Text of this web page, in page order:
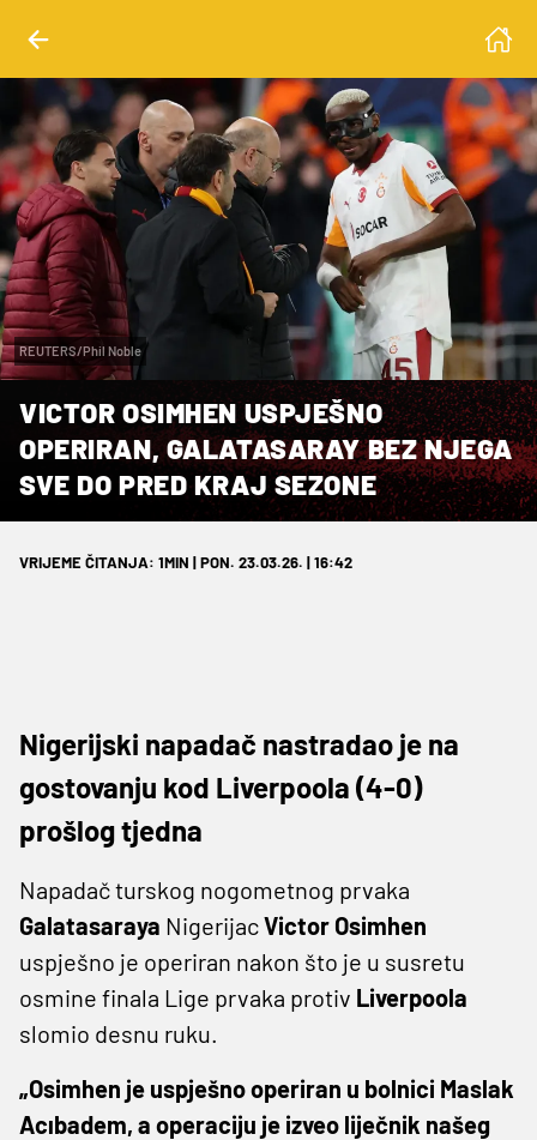
REUTERS/Phil Noble
VICTOR OSIMHEN USPJEŠNO
OPERIRAN, GALATASARAY BEZ NJEGA
SVE DO PRED KRAJ SEZONE
VRIJEME ČITANJA: 1MIN | PON. 23.03.26. | 16:42
Nigerijski napadač nastradao je na
gostovanju kod Liverpoola (4-0)
prošlog tjedna
Napadač turskog nogometnog prvaka
Galatasaraya NigerijacVictor Osimhen
uspješno je operiran nakon što je u susretu
osmine finala Lige prvaka protiv Liverpoola
slomio desnu ruku.
„Osimhen je uspješno operiran u bolnici Maslak
Acıbadem, a operaciju je izveo liječnik našeg